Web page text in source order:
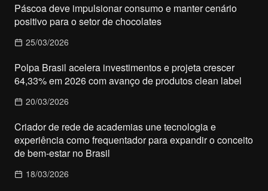
Páscoa deve impulsionar consumo e manter cenário
positivo para o setor de chocolates
25/03/2026
Polpa Brasil acelera investimentos e projeta crescer
64,33% em 2026 com avanço de produtos clean label
20/03/2026
Criador de rede de academias une tecnologia e
experiência como frequentador para expandir o conceito
de bem-estar no Brasil
18/03/2026